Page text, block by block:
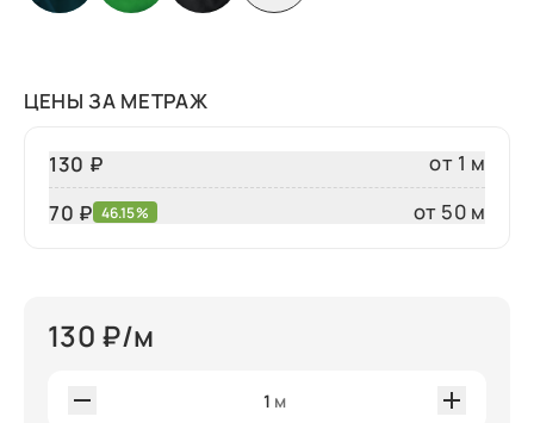
ЦЕНЫ ЗА МЕТРАЖ
130 ₽
от 1 м
70 ₽ 46.15% от 50 м
130 ₽/м
1 м